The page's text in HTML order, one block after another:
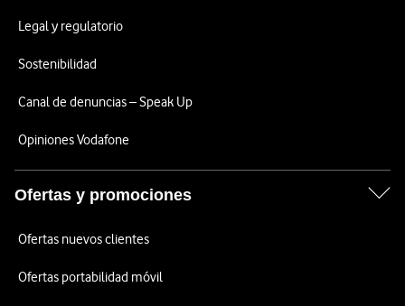
Legal y regulatorio
Sostenibilidad
Canal de denuncias – Speak Up
Opiniones Vodafone
Ofertas y promociones
Ofertas nuevos clientes
Ofertas portabilidad móvil